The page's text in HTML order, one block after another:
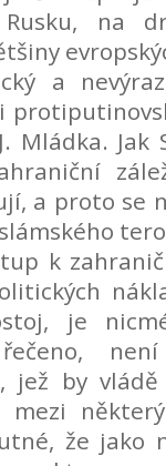
na
a
Mládka. Jak
a proto se
k
je
jež by
mezi
že jako